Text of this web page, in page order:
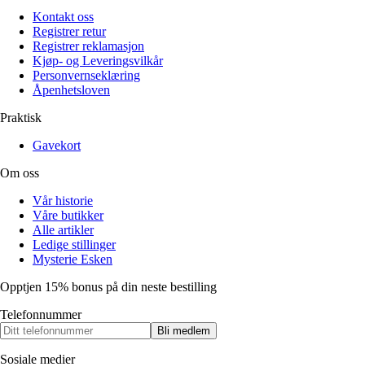
Kontakt oss
Registrer retur
Registrer reklamasjon
Kjøp- og Leveringsvilkår
Personvernseklæring
Åpenhetsloven
Praktisk
Gavekort
Om oss
Vår historie
Våre butikker
Alle artikler
Ledige stillinger
Mysterie Esken
Opptjen 15% bonus på din neste bestilling
Telefonnummer
Bli medlem
Sosiale medier